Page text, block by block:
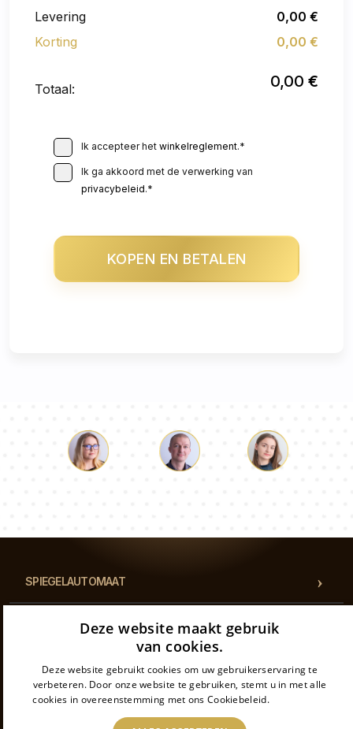
0,00 €
Levering
0,00 €
Korting
0,00 €
Totaal:
Ik accepteer het winkelreglement.*
Ik ga akkoord met de verwerking van
privacybeleid.*
KOPEN EN BETALEN
SPIEGELAUTOMAAT
BEOOGD GEBRUIK
CATEGORIEËN
Deze website maakt gebruik
van cookies.
Deze website gebruikt cookies om uw gebruikerservaring te
verbeteren. Door onze website te gebruiken, stemt u in met alle
cookies in overeenstemming met ons Cookiebeleid.